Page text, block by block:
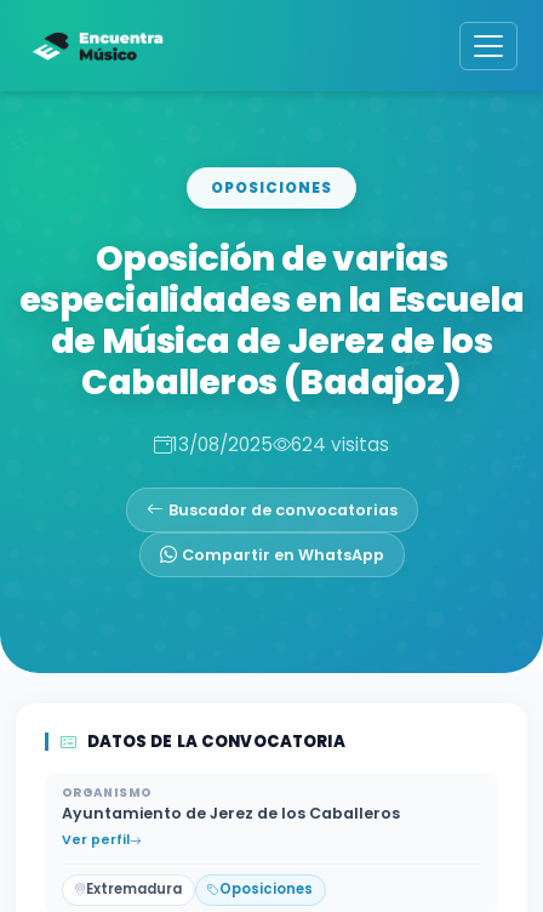
OPOSICIONES
Oposición de varias
especialidades en la Escuela
de Música de Jerez de los
Caballeros (Badajoz)
13/08/2025 624 visitas
Buscador de convocatorias
Compartir en WhatsApp
DATOS DE LA CONVOCATORIA
ORGANISMO
Ayuntamiento de Jerez de los Caballeros
Ver perfil
Extremadura Oposiciones